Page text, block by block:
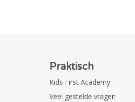
Praktisch
Kids First Academy
Veel gestelde vragen